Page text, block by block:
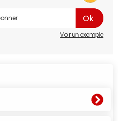
Voir un exemple